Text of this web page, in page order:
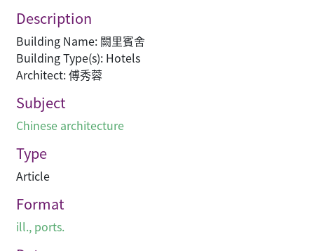
Description
Building Name: 闕里賓舍
Building Type(s): Hotels
Architect: 傅秀蓉
Subject
Chinese architecture
Type
Article
Format
ill., ports.